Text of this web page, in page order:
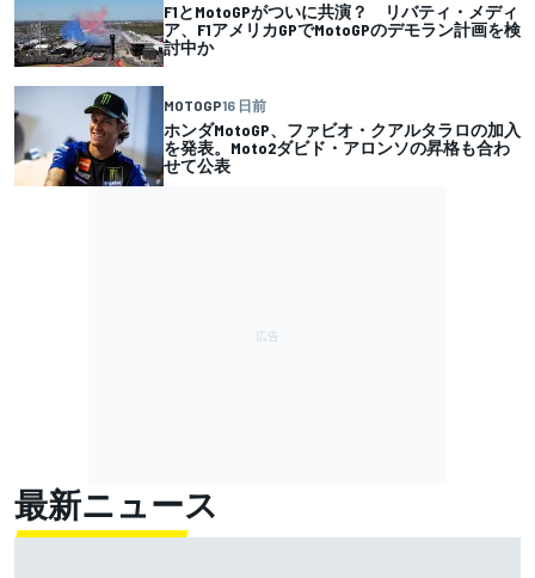
F1とMotoGPがついに共演？ リバティ・メディ
ア、F1アメリカGPでMotoGPのデモラン計画を検
討中か
MOTOGP16 日前
ホンダMotoGP、ファビオ・クアルタラロの加入
を発表。Moto2ダビド・アロンソの昇格も合わ
せて公表
最新ニュース